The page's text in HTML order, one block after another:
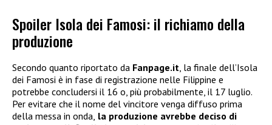
Spoiler Isola dei Famosi: il richiamo della
produzione
Secondo quanto riportato da Fanpage.it , la finale dell’Isola
dei Famosi è in fase di registrazione nelle Filippine e
potrebbe concludersi il 16 o, più probabilmente, il 17 luglio.
Per evitare che il nome del vincitore venga diffuso prima
della messa in onda, la produzione avrebbe deciso di